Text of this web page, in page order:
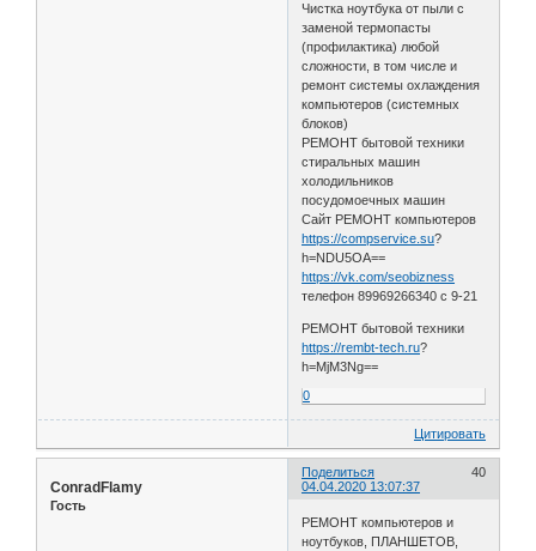
Чистка ноутбука от пыли с
заменой термопасты
(профилактика) любой
сложности, в том числе и
ремонт системы охлаждения
компьютеров (системных
блоков)
РЕМОНТ бытовой техники
стиральных машин
холодильников
посудомоечных машин
Сайт РЕМОНТ компьютеров
https://compservice.su?
h=NDU5OA==
https://vk.com/seobizness
телефон 89969266340 с 9-21
РЕМОНТ бытовой техники
https://rembt-tech.ru?
h=MjM3Ng==
0
Цитировать
Поделиться
40
04.04.2020 13:07:37
ConradFlamy
Гость
РЕМОНТ компьютеров и
ноутбуков, ПЛАНШЕТОВ,